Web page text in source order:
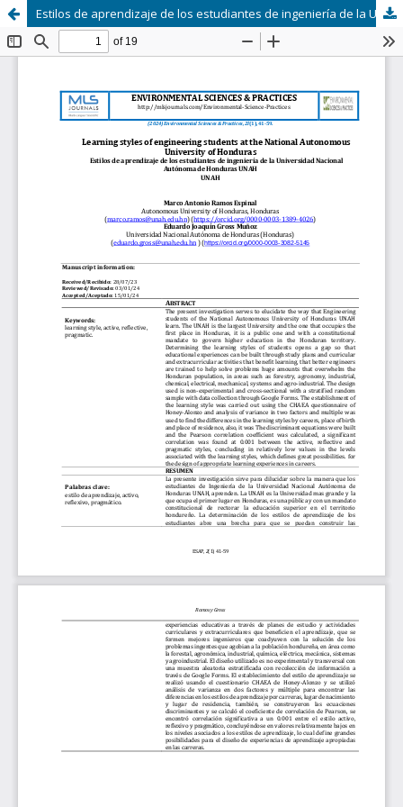
Estilos de aprendizaje de los estudiantes de ingeniería de la Universidad Nacional Autónoma de Honduras UNAH